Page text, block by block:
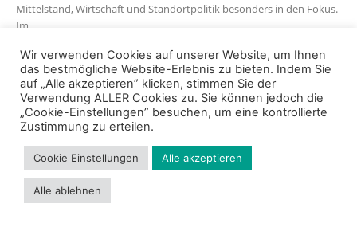
Mittelstand, Wirtschaft und Standortpolitik besonders in den Fokus.
Im...
Impressum Datenschutz Cookie Richtlinie
© 2024 - Bund der Selbständigen Baden-Württemberg e.V.
Wir verwenden Cookies auf unserer Website, um Ihnen
das bestmögliche Website-Erlebnis zu bieten. Indem Sie
auf „Alle akzeptieren” klicken, stimmen Sie der
Verwendung ALLER Cookies zu. Sie können jedoch die
„Cookie-Einstellungen” besuchen, um eine kontrollierte
Zustimmung zu erteilen.
Cookie Einstellungen Alle akzeptieren
Alle ablehnen